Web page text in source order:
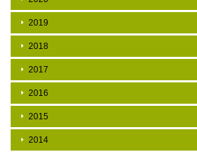
2019
2018
2017
2016
2015
2014